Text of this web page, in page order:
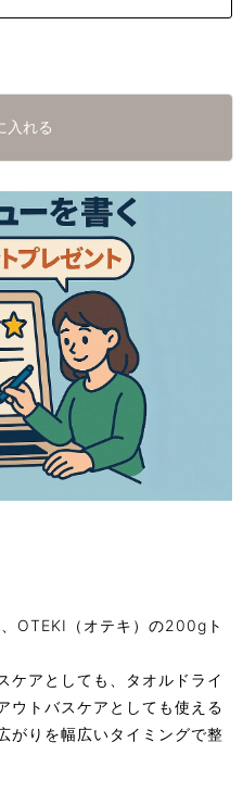
入れる
OTEKI（オテキ）の200gト
ケアとしても、タオルドライ
ウトバスケアとしても使える
がりを幅広いタイミングで整